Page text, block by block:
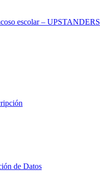
escolar – UPSTANDERS
de Datos